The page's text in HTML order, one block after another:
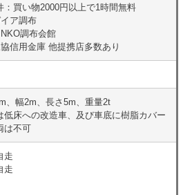
：買い物2000円以上で1時間無料
ア調布
調布会館
信用金庫 他提携店多数あり
、幅2m、長さ5m、重量2t
低床への改造車、及び車底に樹脂カバー
は不可
走
走